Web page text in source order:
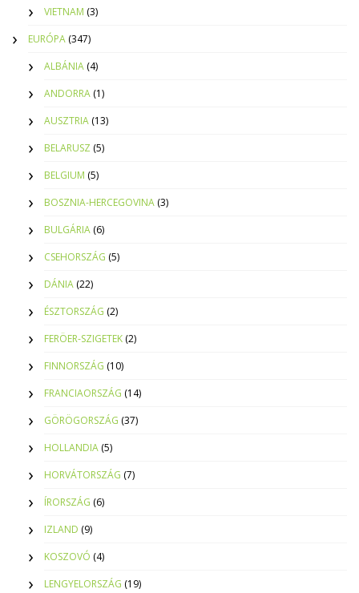
VIETNAM (3)
EURÓPA (347)
ALBÁNIA (4)
ANDORRA (1)
AUSZTRIA (13)
BELARUSZ (5)
BELGIUM (5)
BOSZNIA-HERCEGOVINA (3)
BULGÁRIA (6)
CSEHORSZÁG (5)
DÁNIA (22)
ÉSZTORSZÁG (2)
FERÖER-SZIGETEK (2)
FINNORSZÁG (10)
FRANCIAORSZÁG (14)
GÖRÖGORSZÁG (37)
HOLLANDIA (5)
HORVÁTORSZÁG (7)
ÍRORSZÁG (6)
IZLAND (9)
KOSZOVÓ (4)
LENGYELORSZÁG (19)